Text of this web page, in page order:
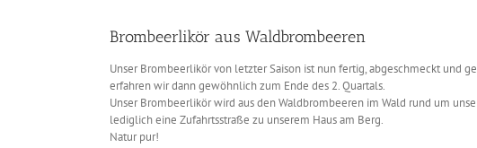
Brombeerlikör aus Waldbrombeeren
Unser Brombeerlikör von letzter Saison ist nun fertig, abgeschmeckt und
erfahren wir dann gewöhnlich zum Ende des 2. Quartals.
Unser Brombeerlikör wird aus den Waldbrombeeren im Wald rund um
lediglich eine Zufahrtsstraße zu unserem Haus am Berg.
Natur pur!